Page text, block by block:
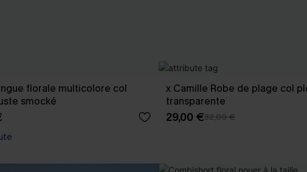
florale multicolore col
smocké
x Camille Robe de plage col
transparente
29,00 €32,00 €